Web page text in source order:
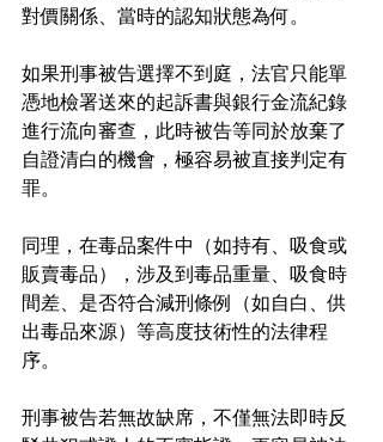
對價關係、當時的認知狀態為何。
如果刑事被告選擇不到庭，法官只能單
憑地檢署送來的起訴書與銀行金流紀錄
進行流向審查，此時被告等同於放棄了
自證清白的機會，極容易被直接判定有
罪。
同理，在毒品案件中（如持有、吸食或
販賣毒品），涉及到毒品重量、吸食時
間差、是否符合減刑條例（如自白、供
出毒品來源）等高度技術性的法律程
序。
刑事被告若無故缺席，不僅無法即時反